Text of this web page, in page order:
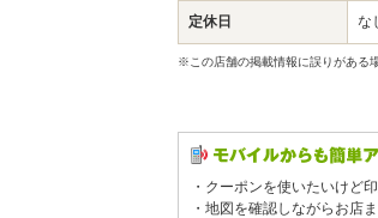
定休日 な
※この店舗の掲載情報に誤りがある
・クーポンを使いたいけど
・地図を確認しながらお店